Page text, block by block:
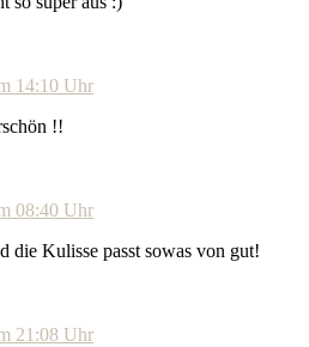
14:10 Uhr
!!
08:40 Uhr
die Kulisse passt sowas von gut!
21:08 Uhr